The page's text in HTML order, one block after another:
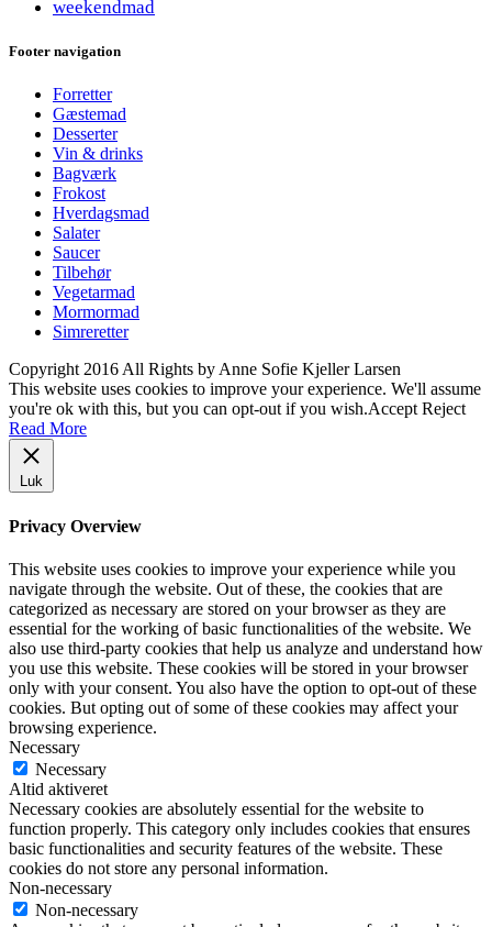
weekendmad
Footer navigation
Forretter
Gæstemad
Desserter
Vin & drinks
Bagværk
Frokost
Hverdagsmad
Salater
Saucer
Tilbehør
Vegetarmad
Mormormad
Simreretter
Copyright 2016 All Rights by Anne Sofie Kjeller Larsen
This website uses cookies to improve your experience. We'll assume
you're ok with this, but you can opt-out if you wish.Accept Reject
Read More
Luk
Privacy Overview
This website uses cookies to improve your experience while you
navigate through the website. Out of these, the cookies that are
categorized as necessary are stored on your browser as they are
essential for the working of basic functionalities of the website. We
also use third-party cookies that help us analyze and understand how
you use this website. These cookies will be stored in your browser
only with your consent. You also have the option to opt-out of these
cookies. But opting out of some of these cookies may affect your
browsing experience.
Necessary
Necessary
Altid aktiveret
Necessary cookies are absolutely essential for the website to
function properly. This category only includes cookies that ensures
basic functionalities and security features of the website. These
cookies do not store any personal information.
Non-necessary
Non-necessary